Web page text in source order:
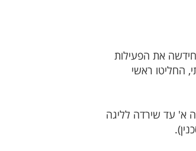
שלא חידשה את הפעילות
החליטו ראשי
12 אז שיחקה במשך שנתיים בליגה א' עד שירדה לליגה